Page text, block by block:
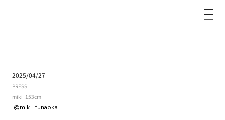
2025/04/27
PRESS
miki 153cm
@miki_funaoka_